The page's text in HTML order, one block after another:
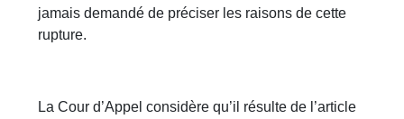
jamais demandé de préciser les raisons de cette
rupture.
La Cour d’Appel considère qu’il résulte de l’article